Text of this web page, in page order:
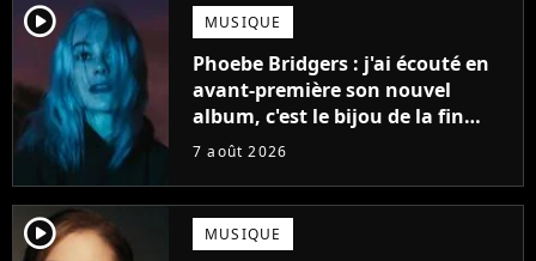
player2 MUSIQUE
Phoebe Bridgers : j'ai écouté en
avant-première son nouvel
album, c'est le bijou de la fin
d'été
7 août 2026
player2 MUSIQUE